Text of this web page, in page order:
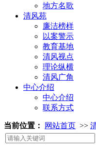
地方名歌
清风苑
廉洁榜样
以案警示
教育基地
清风视点
理论纵横
清风广角
中心介绍
中心介绍
联系方式
当前位置： 网站首页 >>